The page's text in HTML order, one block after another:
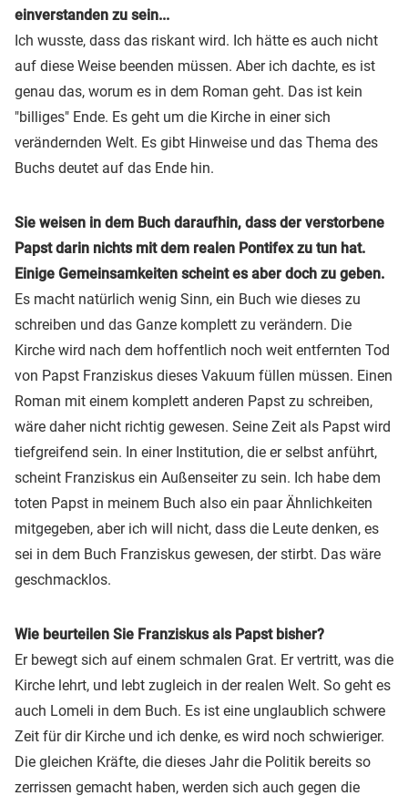
einverstanden zu sein...
Ich wusste, dass das riskant wird. Ich hätte es auch nicht
auf diese Weise beenden müssen. Aber ich dachte, es ist
genau das, worum es in dem Roman geht. Das ist kein
"billiges" Ende. Es geht um die Kirche in einer sich
verändernden Welt. Es gibt Hinweise und das Thema des
Buchs deutet auf das Ende hin.
Sie weisen in dem Buch daraufhin, dass der verstorbene
Papst darin nichts mit dem realen Pontifex zu tun hat.
Einige Gemeinsamkeiten scheint es aber doch zu geben.
Es macht natürlich wenig Sinn, ein Buch wie dieses zu
schreiben und das Ganze komplett zu verändern. Die
Kirche wird nach dem hoffentlich noch weit entfernten Tod
von Papst Franziskus dieses Vakuum füllen müssen. Einen
Roman mit einem komplett anderen Papst zu schreiben,
wäre daher nicht richtig gewesen. Seine Zeit als Papst wird
tiefgreifend sein. In einer Institution, die er selbst anführt,
scheint Franziskus ein Außenseiter zu sein. Ich habe dem
toten Papst in meinem Buch also ein paar Ähnlichkeiten
mitgegeben, aber ich will nicht, dass die Leute denken, es
sei in dem Buch Franziskus gewesen, der stirbt. Das wäre
geschmacklos.
Wie beurteilen Sie Franziskus als Papst bisher?
Er bewegt sich auf einem schmalen Grat. Er vertritt, was die
Kirche lehrt, und lebt zugleich in der realen Welt. So geht es
auch Lomeli in dem Buch. Es ist eine unglaublich schwere
Zeit für dir Kirche und ich denke, es wird noch schwieriger.
Die gleichen Kräfte, die dieses Jahr die Politik bereits so
zerrissen gemacht haben, werden sich auch gegen die